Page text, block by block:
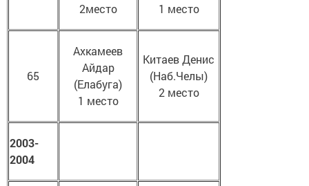
2место
1 место
65
Ахкамеев
Айдар
(Елабуга)
1 место
Китаев Денис
(Наб.Челы)
2 место
2003-
2004